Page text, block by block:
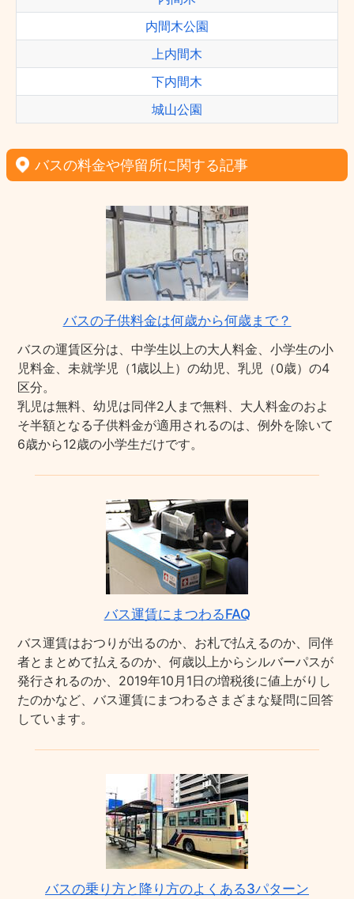
内間木公園
上内間木
下内間木
城山公園
バスの料金や停留所に関する記事
バスの子供料金は何歳から何歳まで？
バスの運賃区分は、中学生以上の大人料金、小学生の小
児料金、未就学児（1歳以上）の幼児、乳児（0歳）の4
区分。
乳児は無料、幼児は同伴2人まで無料、大人料金のおよ
そ半額となる子供料金が適用されるのは、例外を除いて
6歳から12歳の小学生だけです。
バス運賃にまつわるFAQ
バス運賃はおつりが出るのか、お札で払えるのか、同伴
者とまとめて払えるのか、何歳以上からシルバーパスが
発行されるのか、2019年10月1日の増税後に値上がりし
たのかなど、バス運賃にまつわるさまざまな疑問に回答
しています。
バスの乗り方と降り方のよくある3パターン